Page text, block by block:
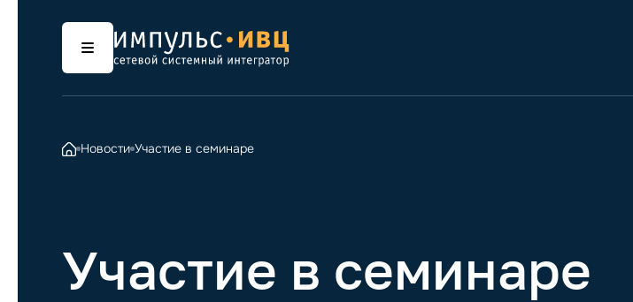
Новости Участие в семинаре
Участие в семинаре